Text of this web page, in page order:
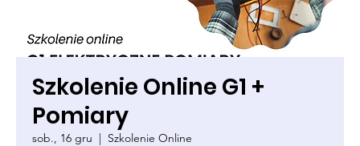
Szkolenie Online G1 +
Pomiary
sob., 16 gru
  |
Szkolenie Online